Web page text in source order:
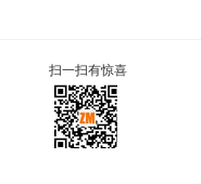
扫一扫有惊喜